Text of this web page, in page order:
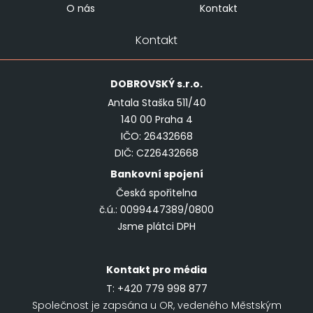
O nás
Kontakt
Kontakt
DOBROVSKÝs.r.o.
Antala Staška 511/40
140 00 Praha 4
IČO: 26432668
DIČ: CZ26432668
Bankovní spojení
Česká spořitelna
č.ú.: 0099447389/0800
Jsme plátci DPH
Kontakt pro média
T: +420 779 998 877
Společnost je zapsána u OR, vedeného Městským